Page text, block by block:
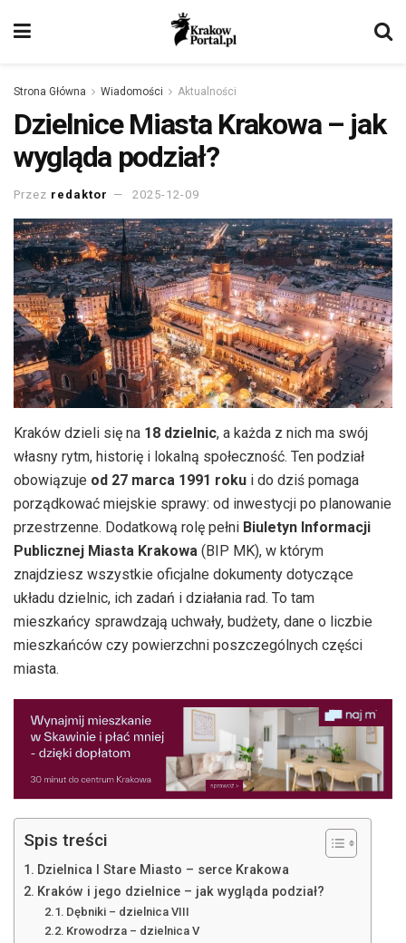
Strona Główna Wiadomości Aktualności
Dzielnice Miasta Krakowa – jak
wygląda podział?
Przez redaktor 2025-12-09
Kraków dzieli się na 18 dzielnic, a każda z nich ma swój
własny rytm, historię i lokalną społeczność. Ten podział
obowiązuje od 27 marca 1991 roku i do dziś pomaga
porządkować miejskie sprawy: od inwestycji po planowanie
przestrzenne. Dodatkową rolę pełni Biuletyn Informacji
Publicznej Miasta Krakowa (BIP MK), w którym
znajdziesz wszystkie oficjalne dokumenty dotyczące
układu dzielnic, ich zadań i działania rad. To tam
mieszkańcy sprawdzają uchwały, budżety, dane o liczbie
mieszkańców czy powierzchni poszczególnych części
miasta.
Spis treści
Dzielnica I Stare Miasto – serce Krakowa
Kraków i jego dzielnice – jak wygląda podział?
Dębniki – dzielnica VIII
Krowodrza – dzielnica V